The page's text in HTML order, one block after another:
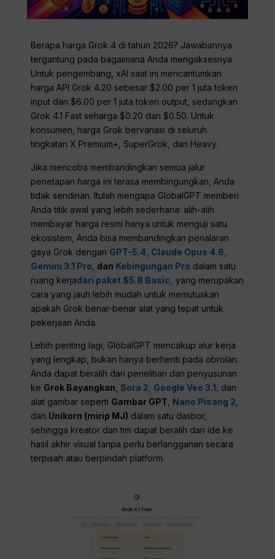
Berapa harga Grok 4 di tahun 2026? Jawabannya
tergantung pada bagaimana Anda mengaksesnya.
Untuk pengembang, xAI saat ini mencantumkan
harga API Grok 4.20 sebesar $2.00 per 1 juta token
input dan $6.00 per 1 juta token output, sedangkan
Grok 4.1 Fast seharga $0.20 dan $0.50. Untuk
konsumen, harga Grok bervariasi di seluruh
tingkatan X Premium+, SuperGrok, dan Heavy.
Jika mencoba membandingkan semua jalur
penetapan harga ini terasa membingungkan, Anda
tidak sendirian. Itulah mengapa GlobalGPT memberi
Anda titik awal yang lebih sederhana: alih-alih
membayar harga resmi hanya untuk menguji satu
ekosistem, Anda bisa membandingkan penalaran
gaya Grok dengan GPT-5.4, Claude Opus 4.6,
Gemini 3.1 Pro, dan Kebingungan Pro dalam satu
ruang kerjadari paket $5.8 Basic, yang merupakan
cara yang jauh lebih mudah untuk memutuskan
apakah Grok benar-benar alat yang tepat untuk
pekerjaan Anda.
Lebih penting lagi, GlobalGPT mencakup alur kerja
yang lengkap, bukan hanya berhenti pada obrolan.
Anda dapat beralih dari penelitian dan penyusunan
ke Grok Bayangkan Sora 2 Google Veo 3.1 dan
alat gambar seperti Gambar GPT Nano Pisang 2
dan Unikorn (mirip MJ) dalam satu dasbor,
sehingga kreator dan tim dapat beralih dari ide ke
hasil akhir visual tanpa perlu berlangganan secara
terpisah atau berpindah platform.